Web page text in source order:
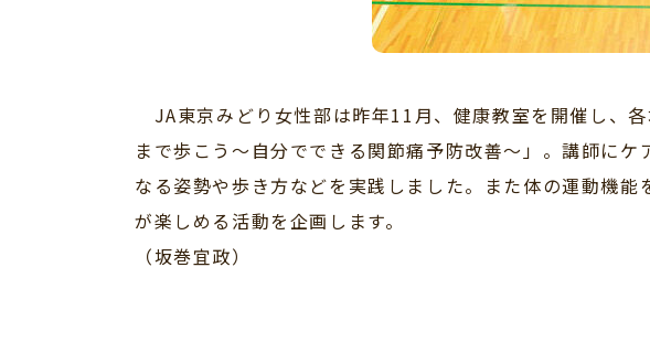
JA東京みどり女性部は昨年11月、健康教室を開催し、
まで歩こう～自分でできる関節痛予防改善～」。講師に
なる姿勢や歩き方などを実践しました。また体の運動機
が楽しめる活動を企画します。
（坂巻宜政）